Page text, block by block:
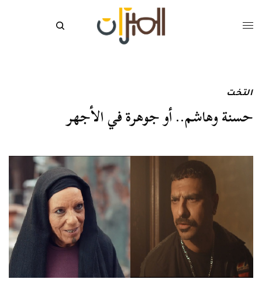
التخت
حسنة وهاشم.. أو جوهرة في الأجهر